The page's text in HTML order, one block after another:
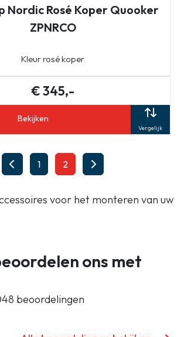
Nordic Rosé Koper Quooker
ZPNRCO
Kleur rosé koper
€ 345,-
Bekijken
Vergelijk
1 2
voor het monteren van uw
ons met
beoordelingen